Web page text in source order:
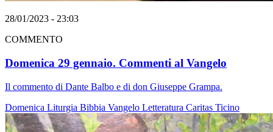
28/01/2023 - 23:03
COMMENTO
Domenica 29 gennaio. Commenti al Vangelo
Il commento di Dante Balbo e di don Giuseppe Grampa.
Domenica Liturgia Bibbia Vangelo Letteratura Caritas Ticino